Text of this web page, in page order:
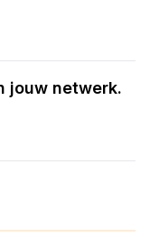
jouw netwerk.